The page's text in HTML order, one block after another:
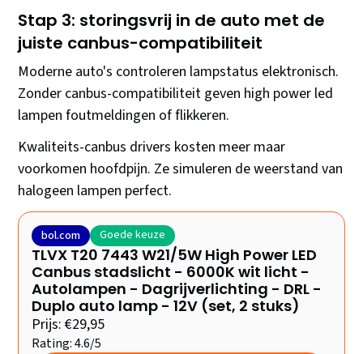
Stap 3: storingsvrij in de auto met de
juiste canbus-compatibiliteit
Moderne auto's controleren lampstatus elektronisch.
Zonder canbus-compatibiliteit geven high power led
lampen foutmeldingen of flikkeren.
Kwaliteits-canbus drivers kosten meer maar
voorkomen hoofdpijn. Ze simuleren de weerstand van
halogeen lampen perfect.
bol.com Goede keuze
TLVX T20 7443 W21/5W High Power LED
Canbus stadslicht - 6000K wit licht -
Autolampen - Dagrijverlichting - DRL -
Duplo auto lamp - 12V (set, 2 stuks)
Prijs: €29,95
Rating: 4.6/5